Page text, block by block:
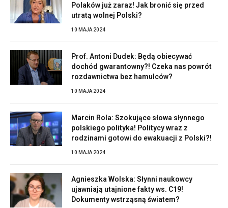
Polaków już zaraz! Jak bronić się przed
utratą wolnej Polski?
10 MAJA 2024
Prof. Antoni Dudek: Będą obiecywać
dochód gwarantowny?! Czeka nas powrót
rozdawnictwa bez hamulców?
10 MAJA 2024
Marcin Rola: Szokujące słowa słynnego
polskiego polityka! Politycy wraz z
rodzinami gotowi do ewakuacji z Polski?!
10 MAJA 2024
Agnieszka Wolska: Słynni naukowcy
ujawniają utajnione fakty ws. C19!
Dokumenty wstrząsną światem?